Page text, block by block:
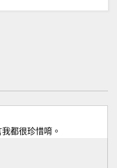
都很珍惜唷。